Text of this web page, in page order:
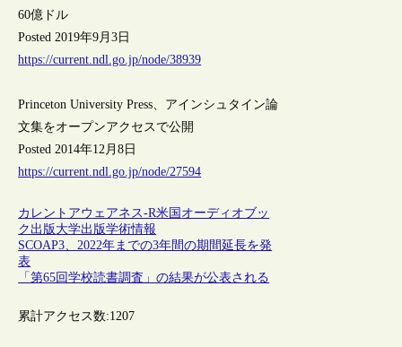
60億ドル
Posted 2019年9月3日
https://current.ndl.go.jp/node/38939
Princeton University Press、アインシュタイン論
文集をオープンアクセスで公開
Posted 2014年12月8日
https://current.ndl.go.jp/node/27594
カレントアウェアネス-R米国 オーディオブッ
ク出版 大学出版学術情報
SCOAP3、2022年までの3年間の期間延長を発
表
「第65回学校読書調査」の結果が公表される
累計アクセス数:1207